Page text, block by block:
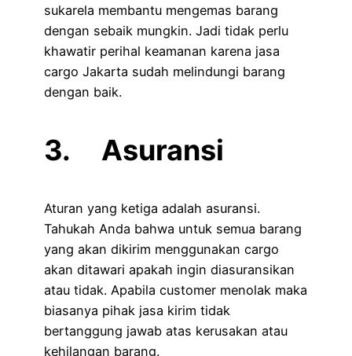
sukarela membantu mengemas barang
dengan sebaik mungkin. Jadi tidak perlu
khawatir perihal keamanan karena jasa
cargo Jakarta sudah melindungi barang
dengan baik.
3. Asuransi
Aturan yang ketiga adalah asuransi.
Tahukah Anda bahwa untuk semua barang
yang akan dikirim menggunakan cargo
akan ditawari apakah ingin diasuransikan
atau tidak. Apabila customer menolak maka
biasanya pihak jasa kirim tidak
bertanggung jawab atas kerusakan atau
kehilangan barang.